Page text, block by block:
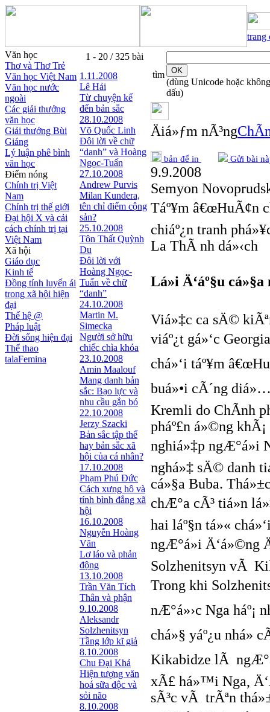
trang
Văn học
Thơ và Thơ Trẻ
Văn học Việt Nam
Văn học nước
ngoài
Các giải thưởng
văn học
Giải thưởng Bùi
Giáng
Lý luận phê bình
văn học
Điểm nóng
Chính trị Việt
Nam
Chính trị thế giới
Đại hội X và cải
cách chính trị tại
Việt Nam
Xã hội
Giáo dục
Kinh tế
Đồng tính luyến ái
trong xã hội hiện
đại
Thế hệ @
Pháp luật
Đời sống hiện đại
Thể thao
talaFemina
1 - 20 / 325 bài
1.11.2008
Lê Hải
Từ chuyện kể
đến bản sắc
28.10.2008
Võ Quốc Linh
Đôi lời về chữ
“danh” và Hoàng
Ngọc-Tuấn
27.10.2008
Andrew Purvis
Milan Kundera,
tên chỉ điểm cộng
sản?
25.10.2008
Tôn Thất Quỳnh
Du
Đôi lời với
Hoàng Ngọc-
Tuấn về chữ
“danh”
24.10.2008
Martin M.
Simecka
Người sở hữu
chiếc chìa khóa
23.10.2008
Amin Maalouf
Mang danh bản
sắc: Bạo lực và
nhu cầu gắn bó
22.10.2008
Jerzy Szacki
Bản sắc tập thể
hay bản sắc xã
hội của cá nhân?
17.10.2008
Phạm Phú Đức
Cách xưng hô và
tính bình đẳng xã
hội
16.10.2008
Nguyễn Hoàng
Văn
Lơ láo và phản
động
13.10.2008
Trần Văn Tích
Thân và phận
9.10.2008
Aleksandr
Solzhenitsyn
Tầng lớp kĩ giả
8.10.2008
Chu Đại Khả
Hiện tượng văn
hoá sữa độc và
sỏi não
8.10.2008
tìm
(dùng Unicode hoặc không
dấu)
Äiá»ƒm nÃ³ng
bản để in Gửi bài
9.9.2008
Semyon
Táº¥m â€œHuÃ¢n
chiáº¿n tranh
La ThÃ nh dá»‹ch
Lá»i Ä‘áº§u
Viá»‡c ca sÄ©
viáº¿t gá»‘c
chá»‘i táº¥m
buá»•i cÃ´ng
Kremli do ChÃ­nh
pháº£n á»©ng
nghiá»‡p ngÆ°á»i
nghá»‡ sÄ© danh
cá»§a Buba.
chÆ°a cÃ³ tiá»n
hai láº§n tá»«
ngÆ°á»i Ä‘á»©ng
Solzhenitsyn vÃ
Trong khi
nÆ°á»›c Nga háº¡
chá»§ yáº¿u nhá»
Kikabidze lÃ
xÃ£ há»™i Nga,
sÃ³c vÃ trÃªn